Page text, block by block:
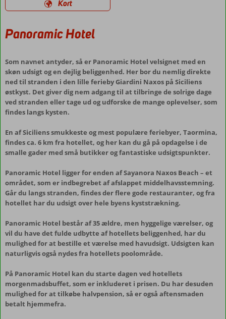
Kort
Panoramic Hotel
Som navnet antyder, så er Panoramic Hotel velsignet med en
skøn udsigt og en dejlig beliggenhed. Her bor du nemlig direkte
ned til stranden i den lille ferieby Giardini Naxos på Siciliens
østkyst. Det giver dig nem adgang til at tilbringe de solrige dage
ved stranden eller tage ud og udforske de mange oplevelser, som
findes langs kysten.
En af Siciliens smukkeste og mest populære feriebyer, Taormina,
findes ca. 6 km fra hotellet, og her kan du gå på opdagelse i de
smalle gader med små butikker og fantastiske udsigtspunkter.
Panoramic Hotel ligger for enden af Sayanora Naxos Beach – et
området, som er indbegrebet af afslappet middelhavsstemning.
Går du langs stranden, findes der flere gode restauranter, og fra
hotellet har du udsigt over hele byens kyststrækning.
Panoramic Hotel består af 35 ældre, men hyggelige værelser, og
vil du have det fulde udbytte af hotellets beliggenhed, har du
mulighed for at bestille et værelse med havudsigt. Udsigten kan
naturligvis også nydes fra hotellets poolområde.
På Panoramic Hotel kan du starte dagen ved hotellets
morgenmadsbuffet, som er inkluderet i prisen. Du har desuden
mulighed for at tilkøbe halvpension, så er også aftensmaden
betalt hjemmefra.